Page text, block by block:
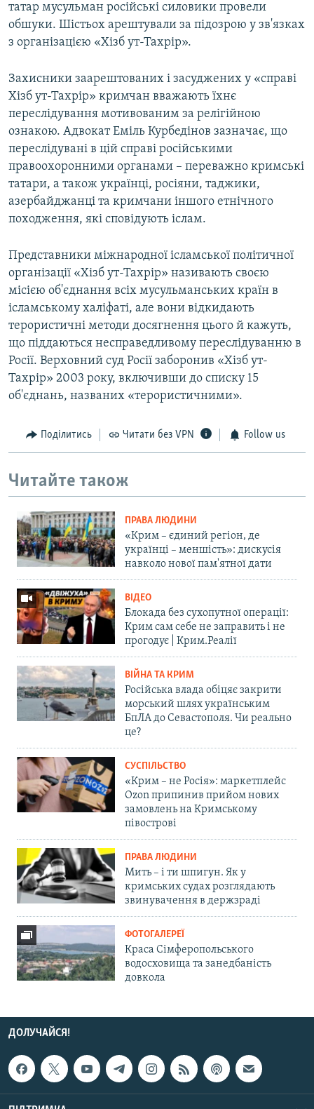
татар мусульман російські силовики провели
обшуки. Шістьох арештували за підозрою у зв'язках
з організацією «Хізб ут-Тахрір».
Захисники заарештованих і засуджених у «справі
Хізб ут-Тахрір» кримчан вважають їхнє
переслідування мотивованим за релігійною
ознакою. Адвокат Еміль Курбедінов зазначає, що
переслідувані в цій справі російськими
правоохоронними органами – переважно кримські
татари, а також українці, росіяни, таджики,
азербайджанці та кримчани іншого етнічного
походження, які сповідують іслам.
Представники міжнародної ісламської політичної
організації «Хізб ут-Тахрір» називають своєю
місією об'єднання всіх мусульманських країн в
ісламському халіфаті, але вони відкидають
терористичні методи досягнення цього й кажуть,
що піддаються несправедливому переслідуванню в
Росії. Верховний суд Росії заборонив «Хізб ут-
Тахрір» 2003 року, включивши до списку 15
об'єднань, названих «терористичними».
Поділитись Читати без VPN Follow us
Читайте також
ПРАВА ЛЮДИНИ
«Крим – єдиний регіон, де
українці – меншість»: дискусія
навколо нової пам'ятної дати
ВІДЕО
Блокада без сухопутної операції:
Крим сам себе не заправить і не
прогодує | Крим.Реалії
ВІЙНА ТА КРИМ
Російська влада обіцяє закрити
морський шлях українським
БпЛА до Севастополя. Чи реально
це?
СУСПІЛЬСТВО
«Крим – не Росія»: маркетплейс
Ozon припинив прийом нових
замовлень на Кримському
півострові
ПРАВА ЛЮДИНИ
Мить – і ти шпигун. Як у
кримських судах розглядають
звинувачення в держзраді
ФОТОГАЛЕРЕЇ
Краса Сімферопольського
водосховища та занедбаність
довкола
ДОЛУЧАЙСЯ!